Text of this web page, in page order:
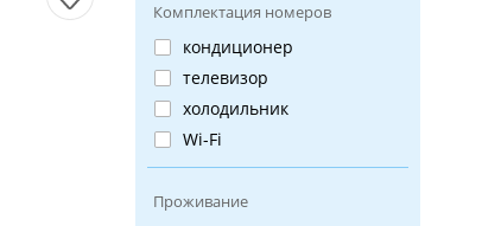
Комплектация номеров
кондиционер
телевизор
холодильник
Wi-Fi
Проживание